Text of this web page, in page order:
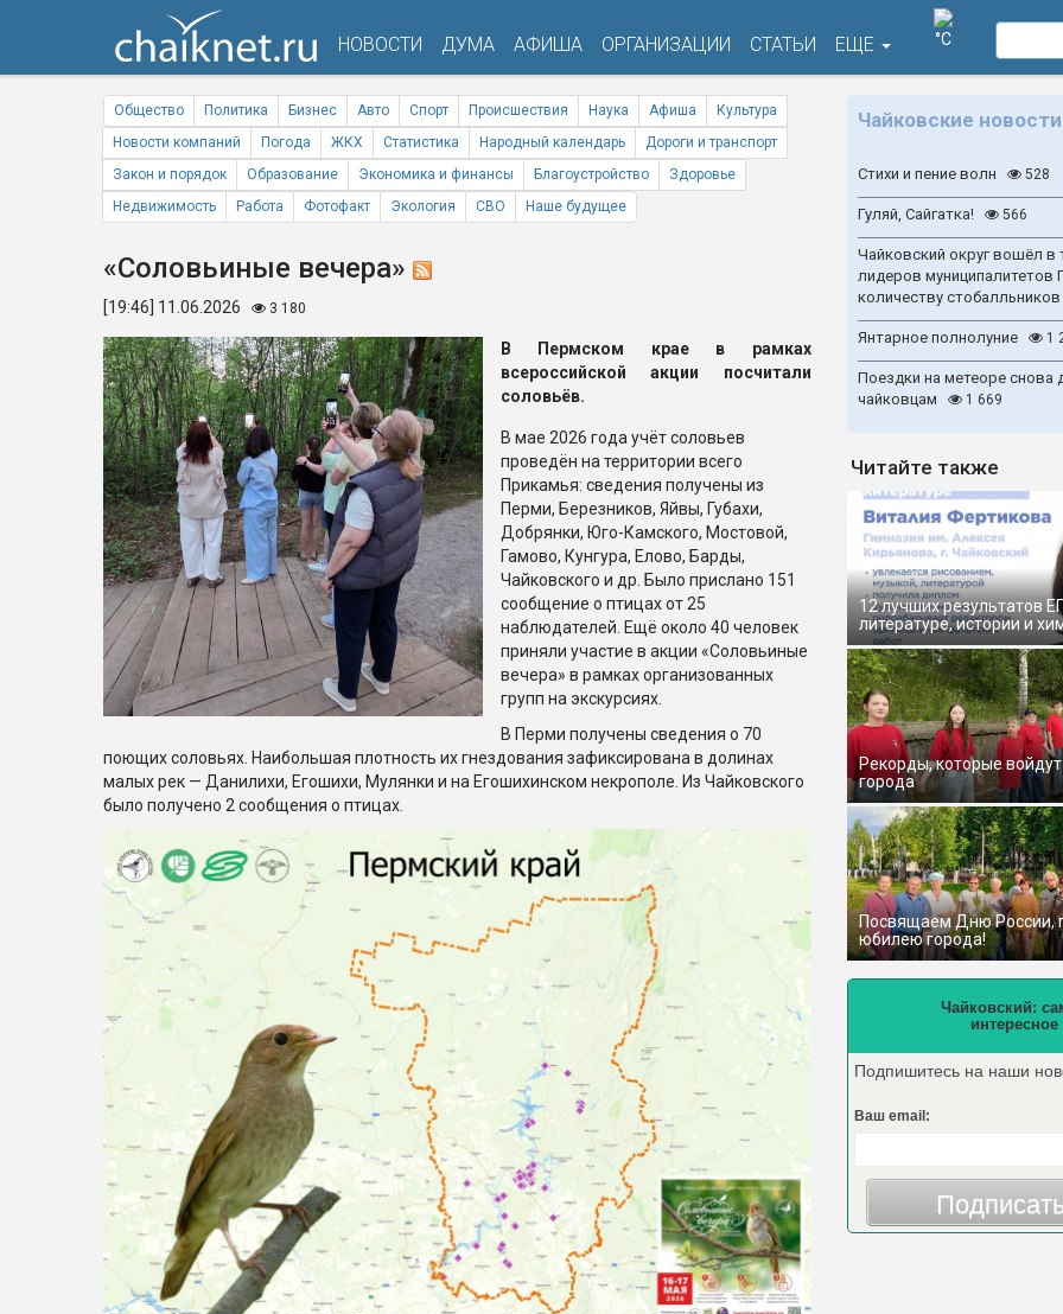
НОВОСТИ ДУМА АФИША ОРГАНИЗАЦИИ СТАТЬИ ЕЩЕ °C
Общество Политика Бизнес Авто Спорт Происшествия Наука Афиша
Культура
Новости компаний
Погода ЖКХ Статистика Народный календарь
Дороги и транспорт
Закон и порядок
Образование Экономика и финансы Благоустройство
Здоровье
Недвижимость
Работа Фотофакт Экология СВО Наше будущее
«Соловьиные вечера»
[19:46] 11.06.2026 3 180
В Пермском крае в рамках
всероссийской акции посчитали
соловьёв.
В мае 2026 года учёт соловьев
проведён на территории всего
Прикамья: сведения получены из
Перми, Березников, Яйвы, Губахи,
Добрянки, Юго-Камского, Мостовой,
Гамово, Кунгура, Елово, Барды,
Чайковского и др. Было прислано 151
сообщение о птицах от 25
наблюдателей. Ещё около 40 человек
приняли участие в акции «Соловьиные
вечера» в рамках организованных
групп на экскурсиях.
В Перми получены сведения о 70
поющих соловьях. Наибольшая плотность их гнездования зафиксирована в долинах
малых рек — Данилихи, Егошихи, Мулянки и на Егошихинском некрополе. Из Чайковского
было получено 2 сообщения о птицах.
Чайковские новости
Стихи и пение волн 528
Гуляй, Сайгатка! 566
Чайковский округ вошёл в
лидеров муниципалитетов
количеству
Янтарное полнолуние 1
Поездки на метеоре снова
чайковцам
1 669
Читайте также
12 лучших результатов
литературе, истории и
Рекорды, которые
города
Посвящаем Дню России,
юбилею города!
Чайковский:
интересное
Подпишитесь на наши
Ваш email: